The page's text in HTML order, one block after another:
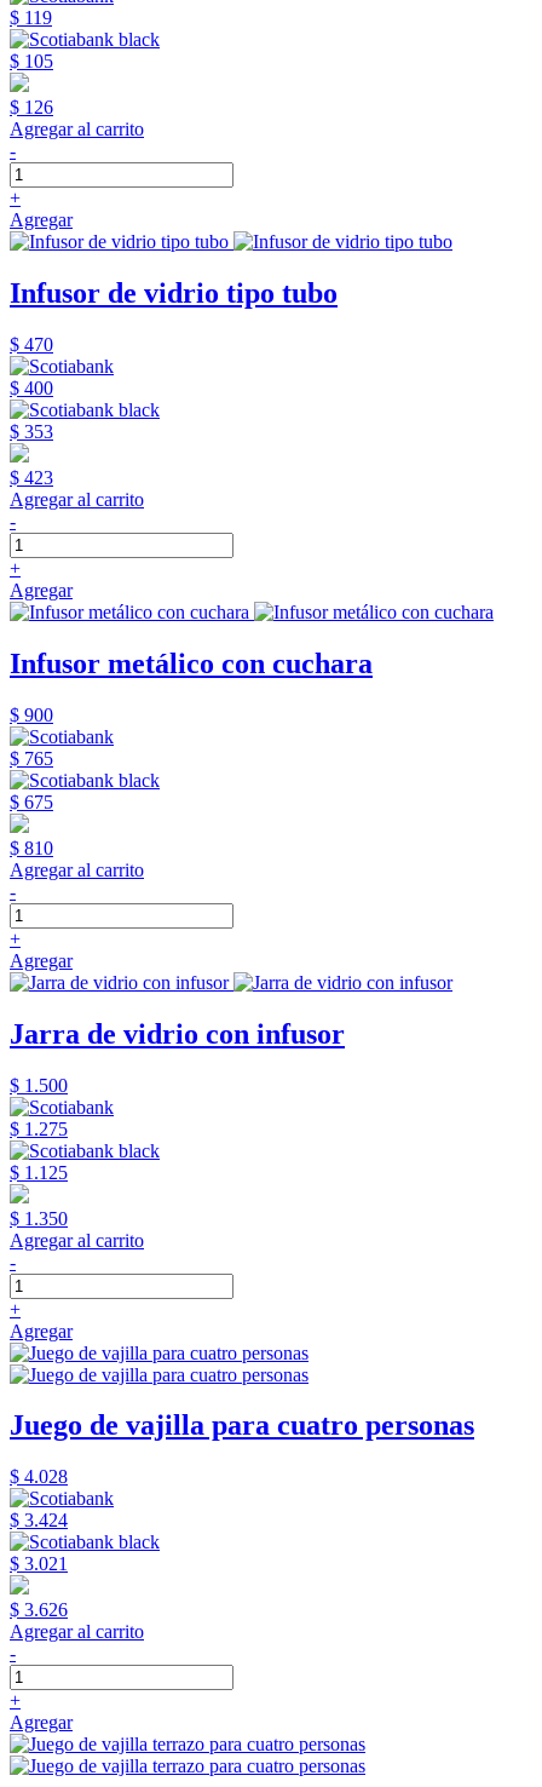
$ 119
$ 105
$ 126
Agregar al carrito
-
+
Agregar
Infusor de vidrio tipo tubo
$ 470
$ 400
$ 353
$ 423
Agregar al carrito
-
+
Agregar
Infusor metálico con cuchara
$ 900
$ 765
$ 675
$ 810
Agregar al carrito
-
+
Agregar
Jarra de vidrio con infusor
$ 1.500
$ 1.275
$ 1.125
$ 1.350
Agregar al carrito
-
+
Agregar
Juego de vajilla para cuatro personas
$ 4.028
$ 3.424
$ 3.021
$ 3.626
Agregar al carrito
-
+
Agregar